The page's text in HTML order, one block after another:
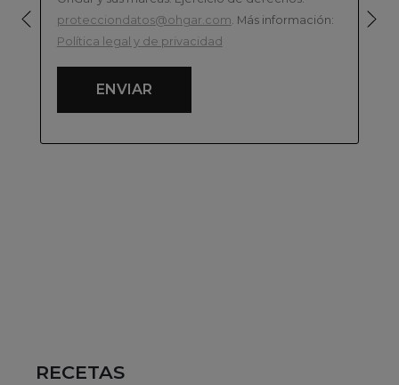
ENTRADA
ENTRADA
RECETAS
protecciondatos@ohgar.com. Más información:
Política legal y de privacidad
ENVIAR